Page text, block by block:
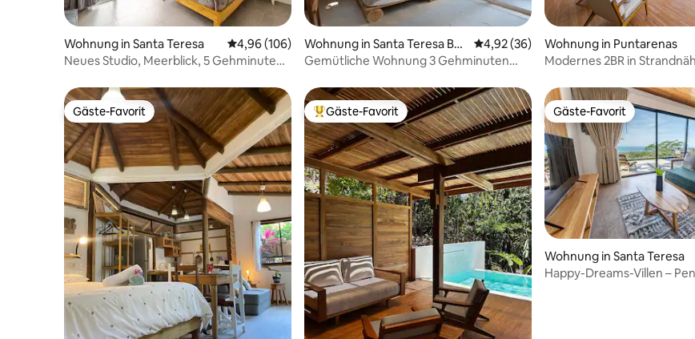
Wohnung in Santa Teresa Durchschnittliche Bewertung: 4,96 von 5, 106 Bewertungen
4,96 (106)
Neues Studio, Meerblick, 5 Gehminuten
Wohnung in Santa Teresa Bea
ch, Puntarenas
Durchschnittliche Bewertung: 4,92 von
4,92 (36)
Gemütliche Wohnung 3 Gehminuten
Wohnung in Puntarenas
Modernes 2BR in
Gäste-Favorit
Gäste-Favorit Beliebter Gäste-Favorit.
Gäste-Favorit Gäste-Favorit
Gäste-Favorit
Wohnung in Santa Teresa
Happy-Dreams-Villen –